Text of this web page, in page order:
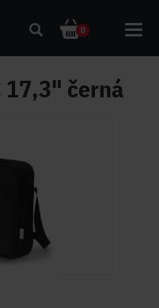
0
17,3" černá